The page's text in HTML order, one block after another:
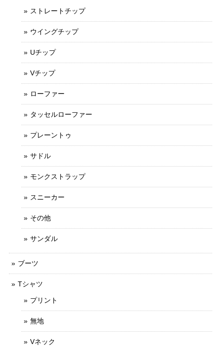
ストレートチップ
ウイングチップ
Uチップ
Vチップ
ローファー
タッセルローファー
プレーントゥ
サドル
モンクストラップ
スニーカー
その他
サンダル
ブーツ
Tシャツ
プリント
無地
Vネック